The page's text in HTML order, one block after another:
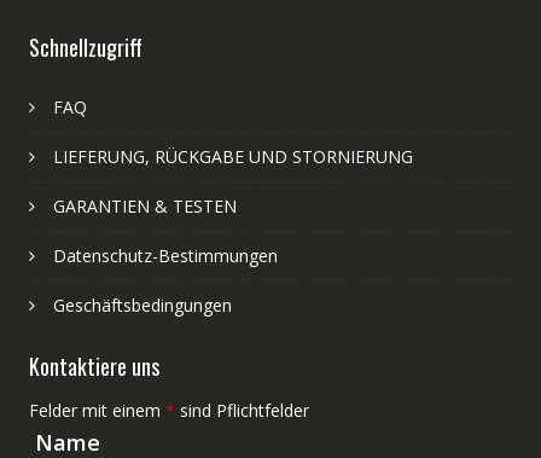
Schnellzugriff
FAQ
LIEFERUNG, RÜCKGABE UND STORNIERUNG
GARANTIEN & TESTEN
Datenschutz-Bestimmungen
Geschäftsbedingungen
Kontaktiere uns
Felder mit einem * sind Pflichtfelder
Name